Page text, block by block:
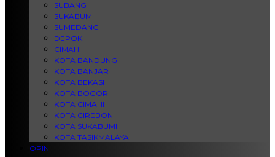
SUBANG
SUKABUMI
SUMEDANG
DEPOK
CIMAHI
KOTA BANDUNG
KOTA BANJAR
KOTA BEKASI
KOTA BOGOR
KOTA CIMAHI
KOTA CIREBON
KOTA SUKABUMI
KOTA TASIKMALAYA
OPINI